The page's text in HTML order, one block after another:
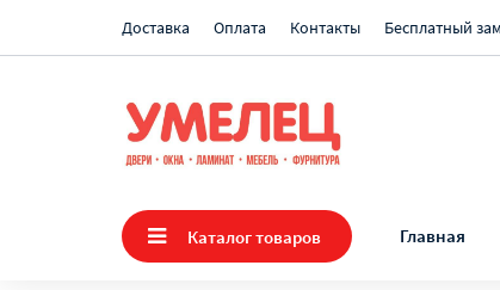
Доставка Оплата Контакты Бесплатный
Каталог товаров Главная